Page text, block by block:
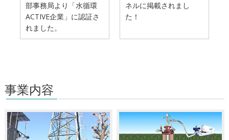
部事務局より「水循環
ACTIVE企業」に認証さ
れました。
ネルに掲載されまし
た！
事業内容